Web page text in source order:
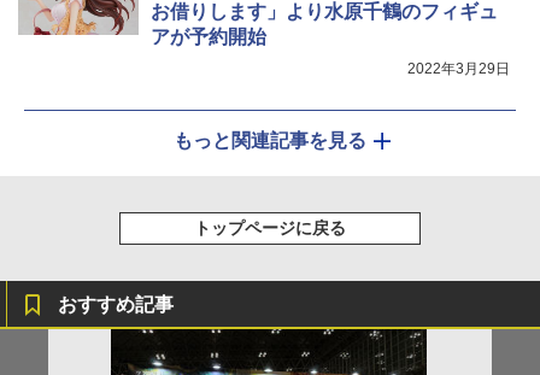
お借りします」より水原千鶴のフィギュ
アが予約開始
2022年3月29日
もっと関連記事を見る
トップページに戻る
おすすめ記事